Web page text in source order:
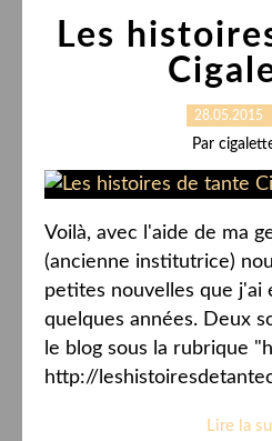
Les
28.05.2015
Par
Voilà, avec l'aide de ma
(ancienne institutrice)
petites nouvelles que j'ai
quelques années. Deux
le blog sous la rubrique
http://
Lire la